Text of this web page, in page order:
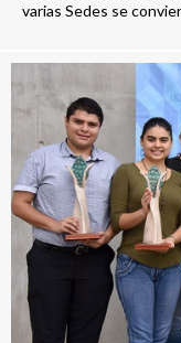
varias Sedes se